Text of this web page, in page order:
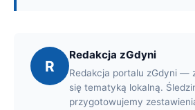
R
Redakcja zGdyni
Redakcja portalu zGdyni —
się tematyką lokalną.
przygotowujemy